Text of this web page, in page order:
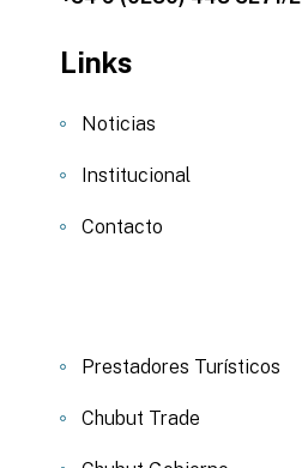
Links
Noticias
Institucional
Contacto
Prestadores Turísticos
Chubut Trade